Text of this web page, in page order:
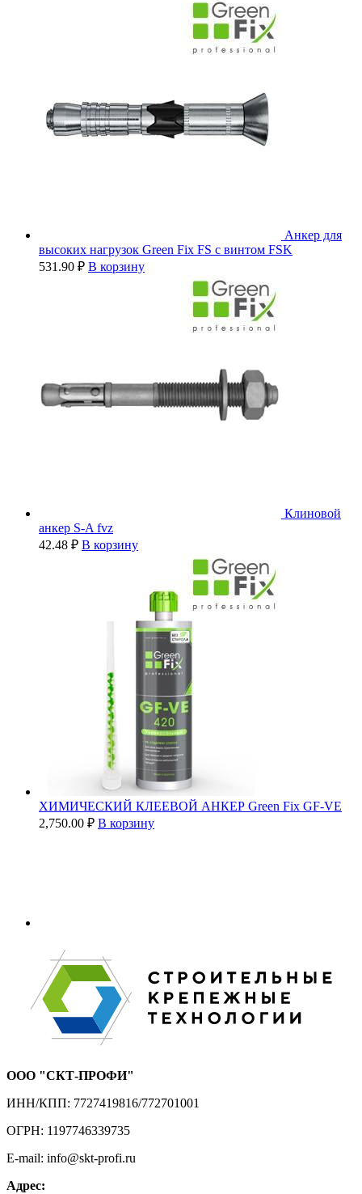
Анкер для
высоких нагрузок Green Fix FS с винтом FSK
531.90 ₽ В корзину
Клиновой
анкер S-A fvz
42.48 ₽ В корзину
ХИМИЧЕСКИЙ КЛЕЕВОЙ АНКЕР Green Fix GF-VE
2,750.00 ₽ В корзину
ООО "СКТ-ПРОФИ"
ИНН/КПП: 7727419816/772701001
ОГРН: 1197746339735
E-mail: info@skt-profi.ru
Адрес: